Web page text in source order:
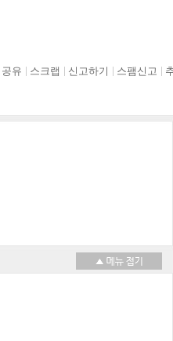
공유 스크랩 신고하기 스팸신고